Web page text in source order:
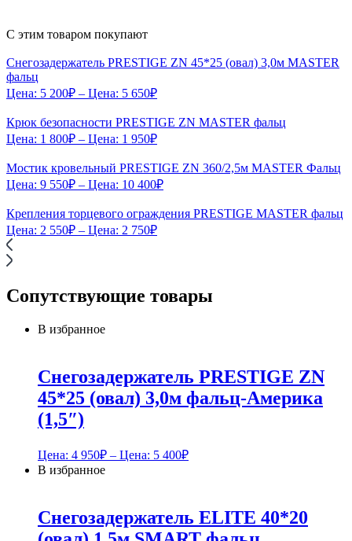
С этим товаром покупают
Снегозадержатель PRESTIGE ZN 45*25 (овал) 3,0м MASTER
фальц
Цена: 5 200₽ – Цена: 5 650₽
Крюк безопасности PRESTIGE ZN MASTER фальц
Цена: 1 800₽ – Цена: 1 950₽
Мостик кровельный PRESTIGE ZN 360/2,5м MASTER Фальц
Цена: 9 550₽ – Цена: 10 400₽
Крепления торцевого ограждения PRESTIGE MASTER фальц
Цена: 2 550₽ – Цена: 2 750₽
Сопутствующие товары
В избранное
Снегозадержатель PRESTIGE ZN
45*25 (овал) 3,0м фальц-Америка
(1,5″)
Цена: 4 950₽ – Цена: 5 400₽
В избранное
Снегозадержатель ELITE 40*20